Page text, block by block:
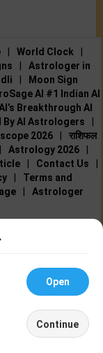
| World Clock
|
|
Astrologer in
|
Moon Sign
AI #1 Indian AI
Breakthrough AI
By AI Astrologers
|
2026 |
राशिफल
| Astrology 2026
|
| Contact Us
|
|
Terms and
|
Astrologer
Tarot Readers
Astrologers|Vedic
Reiki Healers
Open
Continue
Astrologer
Account